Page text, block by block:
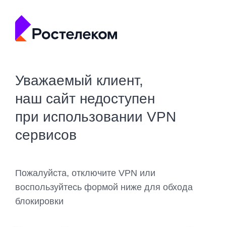
Уважаемый клиент,
наш сайт недоступен
при использовании VPN
сервисов
Пожалуйста, отключите VPN или
воспользуйтесь формой ниже для обхода
блокировки